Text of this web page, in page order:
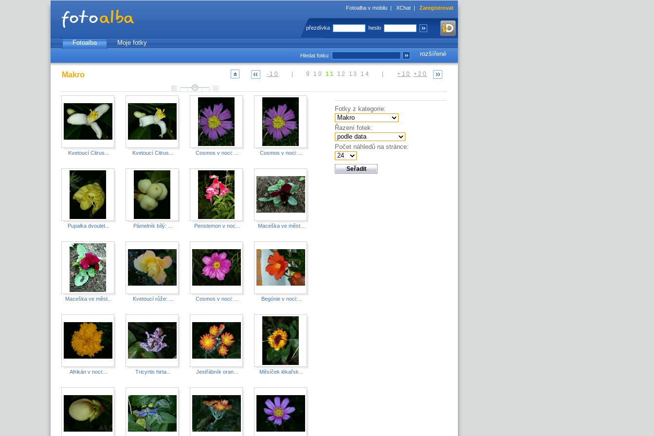
Fotoalba v mobilu | XChat | Zaregistrovat
přezdívka heslo
Fotoalba
Moje fotky
rozšířené
Hledat fotku
Makro -10 9 10 11 12 13 14 +10 +20
Kvetoucí Citrus... Kvetoucí Citrus... Cosmos v noci: ... Cosmos v noci: ...
Pupalka dvoulet... Pámelník bílý: ... Penstemon v noc... Maceška ve měst...
Maceška ve měst... Kvetoucí růže: ... Cosmos v noci: ... Begónie v noci:...
Afrikán v noci:... Tricyrtis hirta... Jestřábník oran... Měsíček lékařsk...
Fotky z kategorie:
Řazení fotek:
Počet náhledů na stránce: